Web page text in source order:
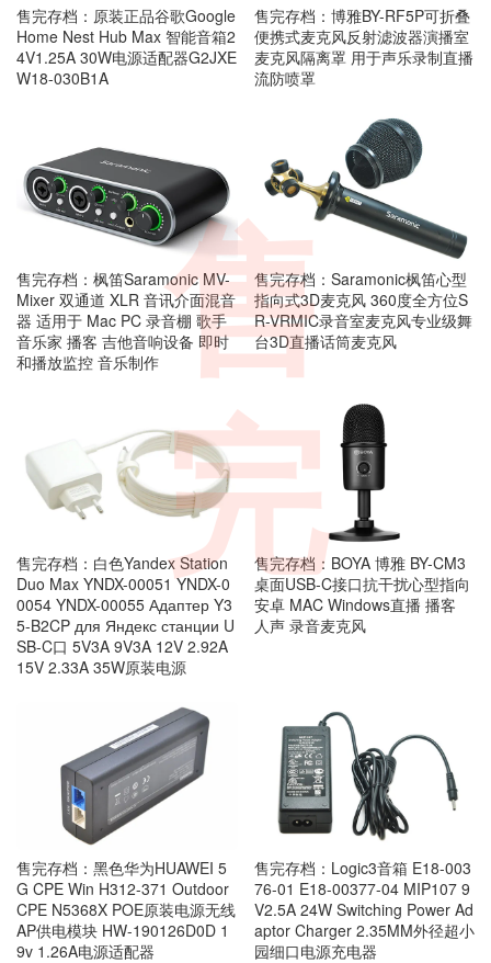
售完存档：原装正品谷歌Google
Home Nest Hub Max 智能音箱2
4V1.25A 30W电源适配器G2JXE
W18-030B1A
售完存档：博雅BY-RF5P可折叠
便携式麦克风反射滤波器演播室
麦克风隔离罩 用于声乐录制直播
流防喷罩
售完存档：枫笛Saramonic MV-
Mixer 双通道 XLR 音讯介面混音
器 适用于 Mac PC 录音棚 歌手
音乐家 播客 吉他音响设备 即时
和播放监控 音乐制作
售完存档：Saramonic枫笛心型
指向式3D麦克风 360度全方位S
R-VRMIC录音室麦克风专业级舞
台3D直播话筒麦克风
售完存档：白色Yandex Station
Duo Max YNDX-00051 YNDX-0
0054 YNDX-00055 Адаптер Y3
5-B2CP для Яндекс станции U
SB-C口 5V3A 9V3A 12V 2.92A
15V 2.33A 35W原装电源
售完存档：BOYA 博雅 BY-CM3
桌面USB-C接口抗干扰心型指向
安卓 MAC Windows直播 播客
人声 录音麦克风
售完存档：黑色华为HUAWEI 5
G CPE Win H312-371 Outdoor
CPE N5368X POE原装电源无线
AP供电模块 HW-190126D0D 1
9v 1.26A电源适配器
售完存档：Logic3音箱 E18-003
76-01 E18-00377-04 MIP107 9
V2.5A 24W Switching Power Ad
aptor Charger 2.35MM外径超小
园细口电源充电器
售
完